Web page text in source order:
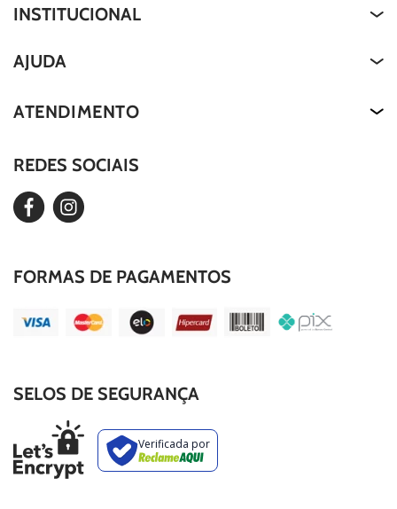
INSTITUCIONAL
Quem Somos
Nossa História
AJUDA
Termos de Uso
Editar Cookies
Duvidas Frequentes
ATENDIMENTO
REDES SOCIAIS
FORMAS DE PAGAMENTOS
SELOS DE SEGURANÇA